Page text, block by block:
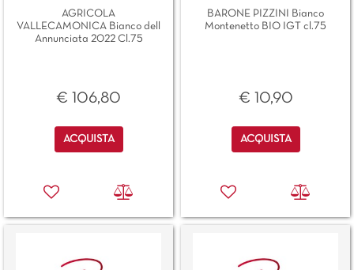
AGRICOLA
VALLECAMONICA Bianco dell
Annunciata 2022 Cl.75
€ 106,80
Quantità
ACQUISTA
BARONE PIZZINI Bianco
Montenetto BIO IGT cl.75
€ 10,90
Quantità
ACQUISTA